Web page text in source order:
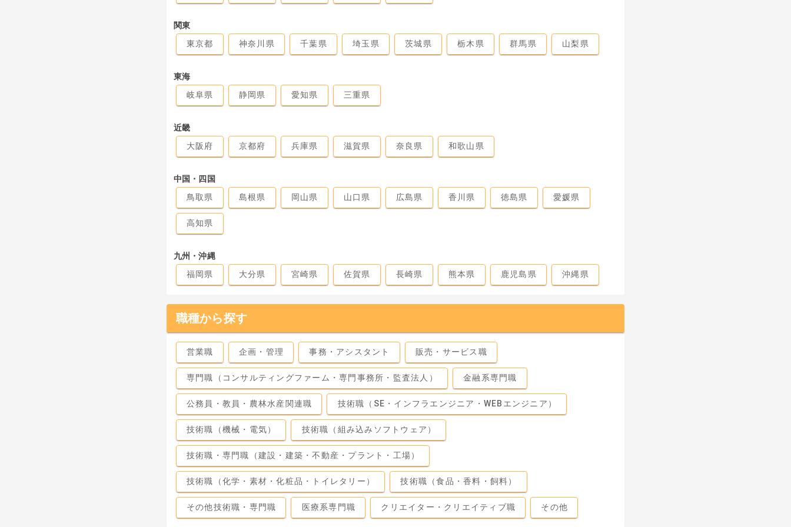
関東
東京都
神奈川県 千葉県 埼玉県 茨城県 栃木県 群馬県 山梨県
東海
岐阜県
静岡県 愛知県 三重県
近畿
大阪府
京都府 兵庫県 滋賀県 奈良県 和歌山県
中国・四国
鳥取県
島根県 岡山県 山口県 広島県 香川県 徳島県 愛媛県
高知県
九州・沖縄
福岡県
大分県 宮崎県 佐賀県 長崎県 熊本県 鹿児島県 沖縄県
職種から探す
営業職 企画・管理 事務・アシスタント 販売・サービス職
専門職（コンサルティングファーム・専門事務所・監査法人） 金融系専門職
公務員・教員・農林水産関連職 技術職（SE・インフラエンジニア・WEBエンジニア）
技術職（機械・電気） 技術職（組み込みソフトウェア）
技術職・専門職（建設・建築・不動産・プラント・工場）
技術職（化学・素材・化粧品・トイレタリー） 技術職（食品・香料・飼料）
その他技術職・専門職 医療系専門職 クリエイター・クリエイティブ職 その他